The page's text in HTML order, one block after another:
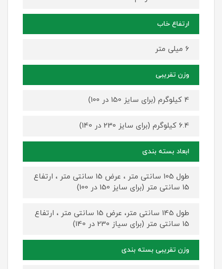
ارتفاع خاب
6 میلی متر
وزن تقریبی
4 کیلوگرم (برای سایز 150 در 100)
6.4 کیلوگرم (برای سایز 230 در 140)
ابعاد بسته بندی
طول 105 سانتی متر ، عرض 15 سانتی متر ، ارتفاع
15 سانتی متر (برای سایز 150 در 100)
طول 145 سانتی متر، عرض 15 سانتی متر ، ارتفاع
15 سانتی متر (برای سیاز 230 در 140)
وزن تقریبی بسته بندی